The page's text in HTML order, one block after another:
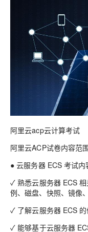
阿里云acp云计算考试
阿里云ACP试卷内容范
● 云服务器 ECS 考试内
✓ 熟悉云服务器 ECS
例、磁盘、快照、镜像
✓ 了解云服务器 ECS
✓ 能够基于云服务器